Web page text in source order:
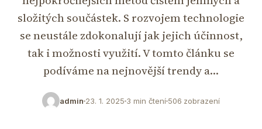
složitých součástek. S rozvojem technologie
se neustále zdokonalují jak jejich účinnost,
tak i možnosti využití. V tomto článku se
podíváme na nejnovější trendy a…
admin 23. 1. 2025 3 min čtení 506 zobrazení